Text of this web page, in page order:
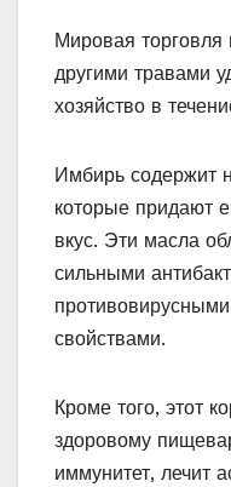
Мировая
другими травами
хозяйство в
Имбирь содержит
которые придают
вкус. Эти масла
сильными
свойствами.
Кроме того, этот
здоровому
иммунитет, лечит